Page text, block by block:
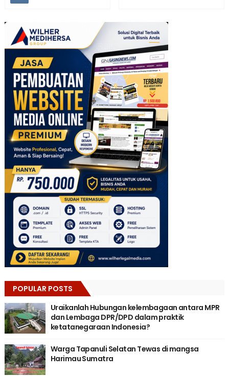
POPULAR POSTS
Uraikanlah Hubungan kelembagaan antara MPR
dan Lembaga DPR/DPD dalam praktik
ketatanegaraan Indonesia?
Warga Tapanuli Selatan Tewas di mangsa
Harimau Sumatra